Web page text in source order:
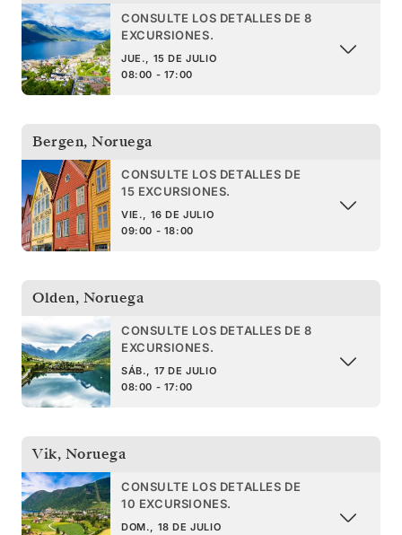
CONSULTE LOS DETALLES DE 8
EXCURSIONES.
JUE., 15 DE JULIO
08:00 - 17:00
Bergen, Noruega
CONSULTE LOS DETALLES DE
15 EXCURSIONES.
VIE., 16 DE JULIO
09:00 - 18:00
Olden, Noruega
CONSULTE LOS DETALLES DE 8
EXCURSIONES.
SÁB., 17 DE JULIO
08:00 - 17:00
Vik, Noruega
CONSULTE LOS DETALLES DE
10 EXCURSIONES.
DOM., 18 DE JULIO